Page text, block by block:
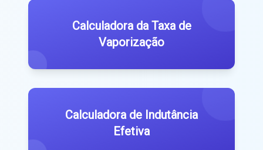
Calculadora da Taxa de
Vaporização
Calculadora de Indutância
Efetiva